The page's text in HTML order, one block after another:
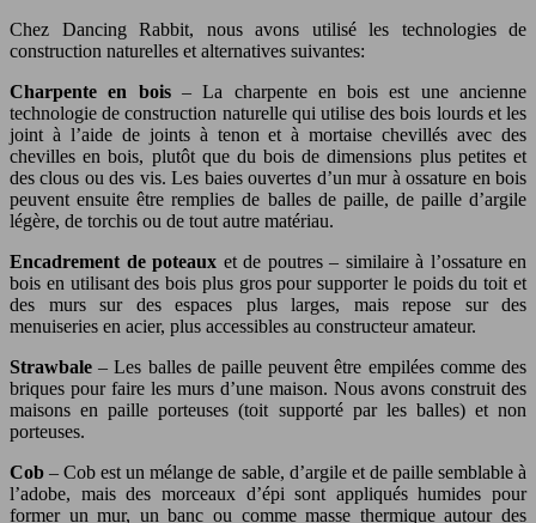
Chez Dancing Rabbit, nous avons utilisé les technologies de
construction naturelles et alternatives suivantes:
Charpente en bois– La charpente en bois est une ancienne
technologie de construction naturelle qui utilise des bois lourds et les
joint à l’aide de joints à tenon et à mortaise chevillés avec des
chevilles en bois, plutôt que du bois de dimensions plus petites et
des clous ou des vis. Les baies ouvertes d’un mur à ossature en bois
peuvent ensuite être remplies de balles de paille, de paille d’argile
légère, de torchis ou de tout autre matériau.
Encadrement de poteaux et de poutres – similaire à l’ossature en
bois en utilisant des bois plus gros pour supporter le poids du toit et
des murs sur des espaces plus larges, mais repose sur des
menuiseries en acier, plus accessibles au constructeur amateur.
Strawbale – Les balles de paille peuvent être empilées comme des
briques pour faire les murs d’une maison. Nous avons construit des
maisons en paille porteuses (toit supporté par les balles) et non
porteuses.
Cob – Cob est un mélange de sable, d’argile et de paille semblable à
l’adobe, mais des morceaux d’épi sont appliqués humides pour
former un mur, un banc ou comme masse thermique autour des